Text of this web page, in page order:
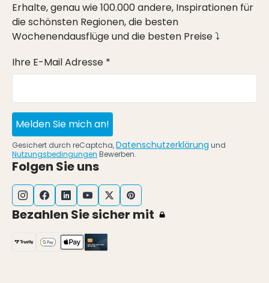
Erhalte, genau wie 100.000 andere, Inspirationen für
die schönsten Regionen, die besten
Wochenendausflüge und die besten Preise ⤵
Ihre E-Mail Adresse *
Melden Sie mich an!
Gesichert durch reCaptcha,Datenschutzerklärung und
Nutzungsbedingungen Bewerben.
Folgen Sie uns
Bezahlen Sie sicher mit